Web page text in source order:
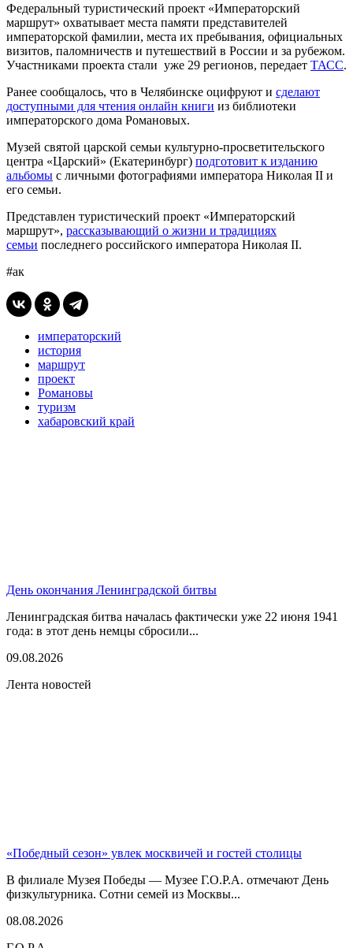
Федеральный туристический проект «Императорский
маршрут» охватывает места памяти представителей
императорской фамилии, места их пребывания, официальных
визитов, паломничеств и путешествий в России и за рубежом.
Участниками проекта стали уже 29 регионов, передает ТАСС.
Ранее сообщалось, что в Челябинске оцифруют и сделают
доступными для чтения онлайн книги из библиотеки
императорского дома Романовых.
Музей святой царской семьи культурно-просветительского
центра «Царский» (Екатеринбург) подготовит к изданию
альбомы с личными фотографиями императора Николая II и
его семьи.
Представлен туристический проект «Императорский
маршрут», рассказывающий о жизни и традициях
семьи последнего российского императора Николая II.
#ак
императорский
история
маршрут
проект
Романовы
туризм
хабаровский край
День окончания Ленинградской битвы
Ленинградская битва началась фактически уже 22 июня 1941
года: в этот день немцы сбросили...
09.08.2026
Лента новостей
«Победный сезон» увлек москвичей и гостей столицы
В филиале Музея Победы — Музее Г.О.Р.А. отмечают День
физкультурника. Сотни семей из Москвы...
08.08.2026